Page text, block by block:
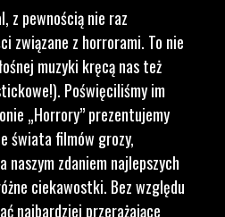
z pewnością nie raz
związane z horrorami. To nie
muzyki kręcą nas też
Poświęciliśmy im
„Horrory” prezentujemy
świata filmów grozy,
zdaniem najlepszych
ciekawostki. Bez względu
najbardziej przerażające